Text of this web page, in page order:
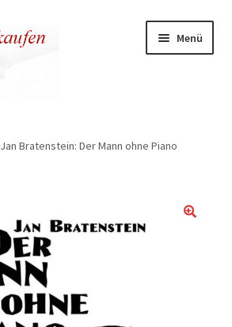
Menü
Jan Bratenstein: Der Mann ohne Piano